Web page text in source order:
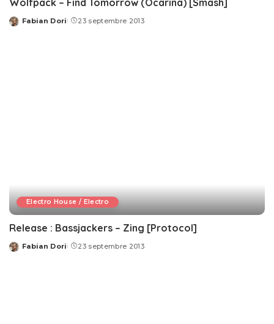
Wolfpack – Find Tomorrow (Ocarina) [Smash]
Posted
Fabian Dori 23 septembre 2013
Electro House / Electro
Release : Bassjackers – Zing [Protocol]
Posted
Fabian Dori 23 septembre 2013